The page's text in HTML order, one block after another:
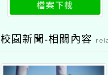
檔案下載
校園新聞-相關內容